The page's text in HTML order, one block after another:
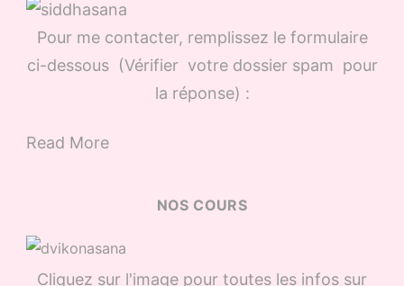
Pour me contacter, remplissez le formulaire
ci-dessous (Vérifier votre dossier spam pour
la réponse) :
Read More
NOS COURS
Cliquez sur l'image pour toutes les infos sur